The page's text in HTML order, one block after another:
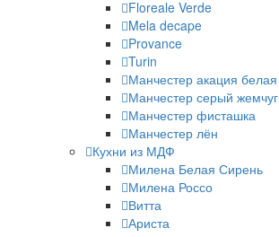
Floreale Verde
Mela decape
Provance
Turin
Манчестер акация белая
Манчестер серый жемчуг
Манчестер фисташка
Манчестер лён
Кухни из МДФ
Милена Белая Сирень
Милена Россо
Витта
Ариста